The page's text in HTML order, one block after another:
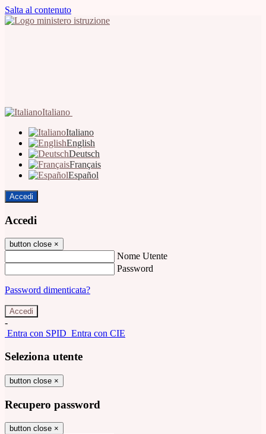
Salta al contenuto
Italiano
Italiano
English
Deutsch
Français
Español
Accedi
Accedi
button close ×
Nome Utente
Password
Password dimenticata?
-
Entra con SPID Entra con CIE
Seleziona utente
button close ×
Recupero password
button close ×